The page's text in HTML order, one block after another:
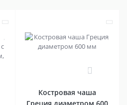
0
Костровая чаша
Греция диаметром 600